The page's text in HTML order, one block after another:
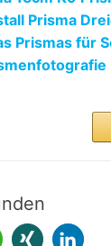
Prisma
Prismas für